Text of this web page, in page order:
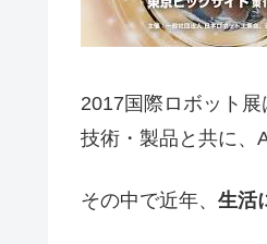
2017国際ロボット
技術・製品と共に、
その中で近年、 生活